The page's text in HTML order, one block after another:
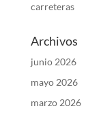
carreteras
Archivos
junio 2026
mayo 2026
marzo 2026